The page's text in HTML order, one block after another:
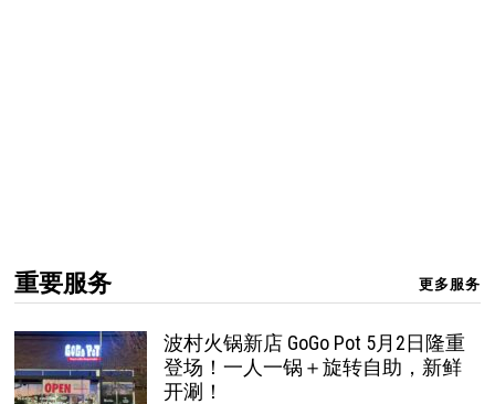
重要服务 更多服务
波村火锅新店 GoGo Pot 5月2日隆重
登场！一人一锅＋旋转自助，新鲜
开涮！